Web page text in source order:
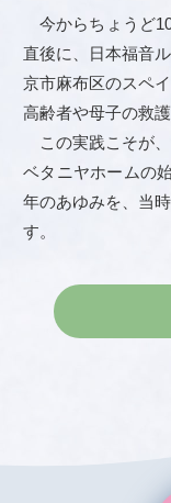
今からちょうど
直後に、日本福音
京市麻布区のスペ
高齢者や母子の救
この実践こそが
ベタニヤホームの
年のあゆみを、当
す。